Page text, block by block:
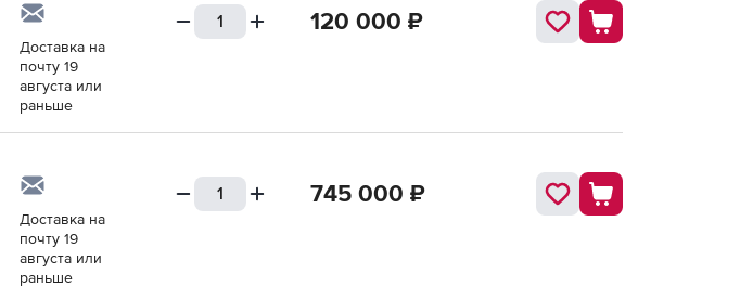
Доставка на
почту 19
августа или
раньше
120 000 ₽
Доставка на
почту 19
августа или
раньше
745 000 ₽